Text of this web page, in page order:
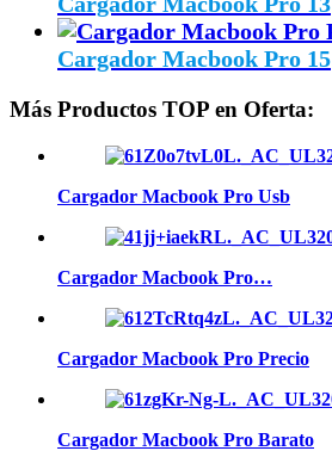
Cargador Macbook Pro 15
Más Productos TOP en Oferta:
Cargador Macbook Pro Usb
Cargador Macbook Pro…
Cargador Macbook Pro Precio
Cargador Macbook Pro Barato